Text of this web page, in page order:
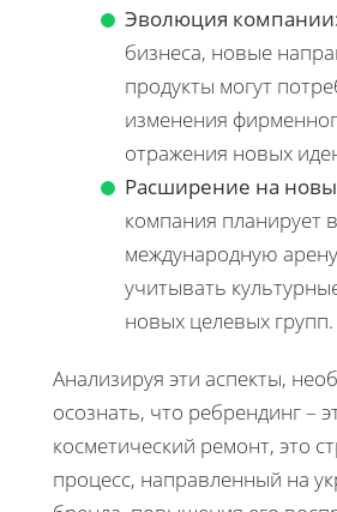
Эволюция
бизнеса, новые
продукты могут
изменения
отражения новых
Расширение на
компания планирует
международную
учитывать
новых целевых групп.
Анализируя эти аспекты,
осознать, что ребрендинг –
косметический ремонт, это
процесс, направленный на